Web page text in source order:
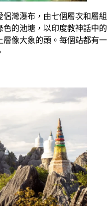
灣瀑布，由七個層次和層組
的池塘，以印度教神話中的
層像大象的頭。每個站都有一